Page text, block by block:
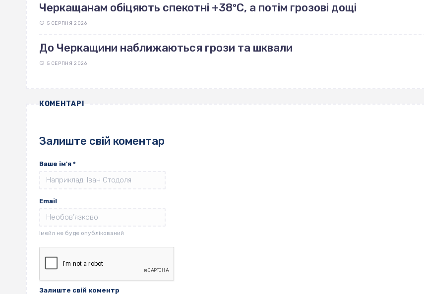
Черкащанам обіцяють спекотні +38ºС, а потім грозові дощі
5 СЕРПНЯ 2026
До Черкащини наближаються грози та шквали
5 СЕРПНЯ 2026
КОМЕНТАРІ
Залиште свій коментар
Ваше ім'я *
Email
Залиште свій коментр